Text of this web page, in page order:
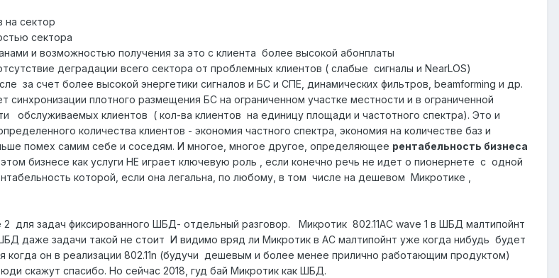
на сектор
сектора
и возможностью получения за это с клиента более высокой абонплаты
деградации всего сектора от проблемных клиентов ( слабые сигналы и NearLOS)
за счет более высокой энергетики сигналов и БС и СПЕ, динамических фильтров, beamforming и др.
плотного размещения БС на ограниченном участке местности и в ограниченной
обслуживаемых клиентов ( кол-ва клиентов на единицу площади и частотного спектра). Это и
количества клиентов - экономия частного спектра, экономия на количестве баз и
помех самим себе и соседям. И многое, многое другое, определяющее рентабельность бизнеса
бизнесе как услуги НЕ играет ключевую роль , если конечно речь не идет о пионернете с одной
которой, если она легальна, по любому, в том числе на дешевом Микротике ,
2 для задач фиксированного ШБД- отдельный разговор. Микротик 802.11АС wave 1 в ШБД малтипойнт
даже задачи такой не стоит И видимо вряд ли Микротик в АС малтипойнт уже когда нибудь будет
когда он в реализации 802.11n (будучи дешевым и более менее прилично работающим продуктом)
скажут спасибо. Но сейчас 2018, гуд бай Микротик как ШБД.